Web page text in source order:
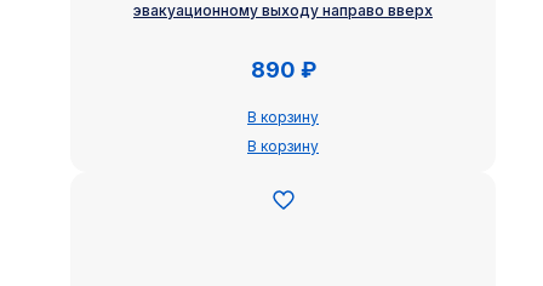
эвакуационному выходу направо вверх
890 ₽
В корзину
В корзину